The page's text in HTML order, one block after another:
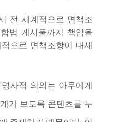
전 세계적으로 면책조
법 게시물까지 책임을
으로 면책조항이 대세
사적 의의는 아무에게
가 보도록 콘텐츠를 누